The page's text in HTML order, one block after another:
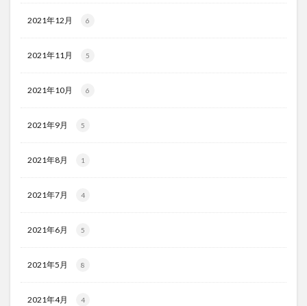
2021年12月 6
2021年11月 5
2021年10月 6
2021年9月 5
2021年8月 1
2021年7月 4
2021年6月 5
2021年5月 8
2021年4月 4